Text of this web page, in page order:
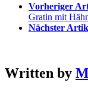
Vorheriger
Gratin mit
Nächster
Written by